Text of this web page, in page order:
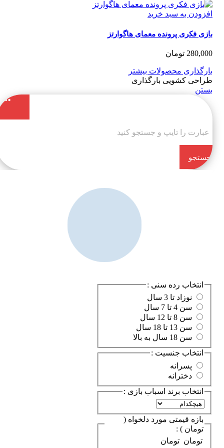
انتخاب رده سنی :
انتخاب جنسیت :
انتخاب برند اسباب بازی :
بازه قیمتی مورد دلخواه (
تومان ) :
تومان تومان
به سبد خرید
فکری پرونده معمای هاگوارتز
تومان
محصولات بیشتر
کشویی بارگذاری